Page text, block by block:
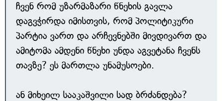
ჩვენ რომ უზარმაზარი წნეხის გავლა
დაგვჭირდა იმისთვის, რომ პოლიტიკური
პარტია ვართ და არჩევნებში მივდივართ და
ამიტომა ამდენი წნეხი უნდა აგვეტანა ჩვენს
თავზე? ეს მართლა უნამუსოები.
ან მიხეილ სააკაშვილი სად ბრძანდება?